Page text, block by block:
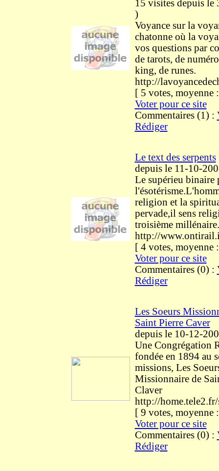
15 visites depuis le
)
Voyance sur la
chatonne où la
vos questions par
de tarots, de
king, de runes.
http://
[ 5 votes,
Voter pour ce site
Commentaires (1) :
Rédiger
Le text des serpents
depuis le 11-10-
Le supérieu binaire
religion et la
pervade,il sens
troisième millénaire.
http://
[ 4 votes,
Voter pour ce site
Commentaires (0) :
Rédiger
Les Soeurs
Saint Pierre Caver
depuis le 10-12-
Une Congrégation
fondée en 1894 au
missions, Les
Missionnaire de
Claver
http://
[ 9 votes,
Voter pour ce site
Commentaires (0) :
Rédiger